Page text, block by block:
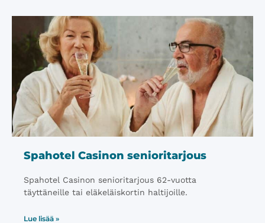
Spahotel Casinon senioritarjous
Spahotel Casinon senioritarjous 62-vuotta
täyttäneille tai eläkeläiskortin haltijoille.
Lue lisää »